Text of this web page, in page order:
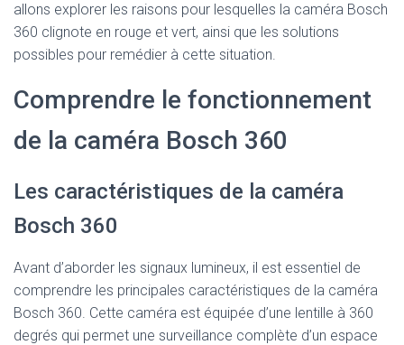
allons explorer les raisons pour lesquelles la caméra Bosch
360 clignote en rouge et vert, ainsi que les solutions
possibles pour remédier à cette situation.
Comprendre le fonctionnement
de la caméra Bosch 360
Les caractéristiques de la caméra
Bosch 360
Avant d’aborder les signaux lumineux, il est essentiel de
comprendre les principales caractéristiques de la caméra
Bosch 360. Cette caméra est équipée d’une lentille à 360
degrés qui permet une surveillance complète d’un espace